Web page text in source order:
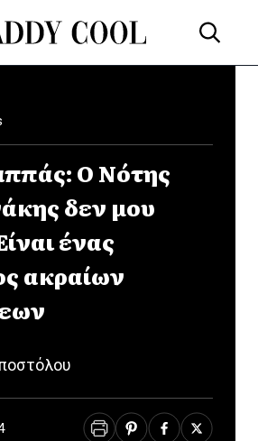
Ο Νότης
δεν μου
ένας
ακραίων